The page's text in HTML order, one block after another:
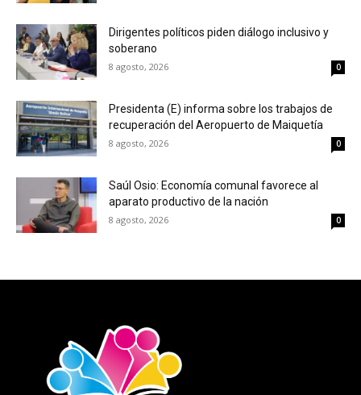
Dirigentes políticos piden diálogo inclusivo y
soberano
8 agosto, 2026 0
Presidenta (E) informa sobre los trabajos de
recuperación del Aeropuerto de Maiquetía
8 agosto, 2026 0
Saúl Osio: Economía comunal favorece al
aparato productivo de la nación
8 agosto, 2026 0